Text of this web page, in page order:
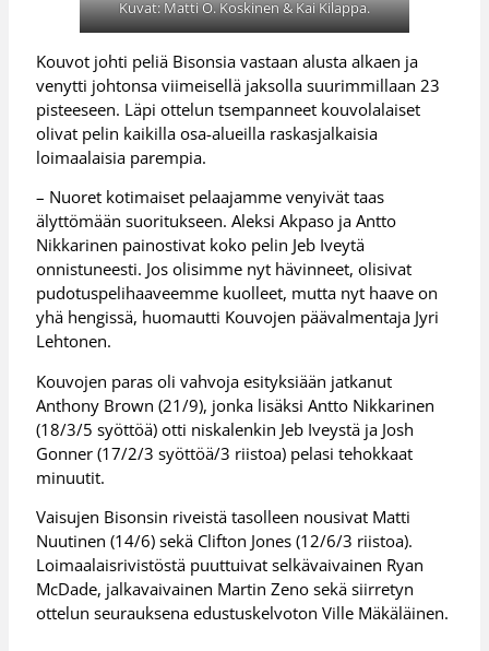
Kuvat: Matti O. Koskinen & Kai Kilappa.
Kouvot johti peliä Bisonsia vastaan alusta alkaen ja
venytti johtonsa viimeisellä jaksolla suurimmillaan 23
pisteeseen. Läpi ottelun tsempanneet kouvolalaiset
olivat pelin kaikilla osa-alueilla raskasjalkaisia
loimaalaisia parempia.
– Nuoret kotimaiset pelaajamme venyivät taas
älyttömään suoritukseen. Aleksi Akpaso ja Antto
Nikkarinen painostivat koko pelin Jeb Iveytä
onnistuneesti. Jos olisimme nyt hävinneet, olisivat
pudotuspelihaaveemme kuolleet, mutta nyt haave on
yhä hengissä, huomautti Kouvojen päävalmentaja Jyri
Lehtonen.
Kouvojen paras oli vahvoja esityksiään jatkanut
Anthony Brown (21/9), jonka lisäksi Antto Nikkarinen
(18/3/5 syöttöä) otti niskalenkin Jeb Iveystä ja Josh
Gonner (17/2/3 syöttöä/3 riistoa) pelasi tehokkaat
minuutit.
Vaisujen Bisonsin riveistä tasolleen nousivat Matti
Nuutinen (14/6) sekä Clifton Jones (12/6/3 riistoa).
Loimaalaisrivistöstä puuttuivat selkävaivainen Ryan
McDade, jalkavaivainen Martin Zeno sekä siirretyn
ottelun seurauksena edustuskelvoton Ville Mäkäläinen.